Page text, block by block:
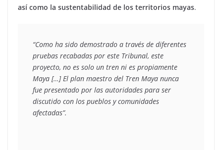
así como la sustentabilidad de los territorios mayas.
“Como ha sido demostrado a través de diferentes
pruebas recabadas por este Tribunal, este
proyecto, no es solo un tren ni es propiamente
Maya […] El plan maestro del Tren Maya nunca
fue presentado por las autoridades para ser
discutido con los pueblos y comunidades
afectadas”.